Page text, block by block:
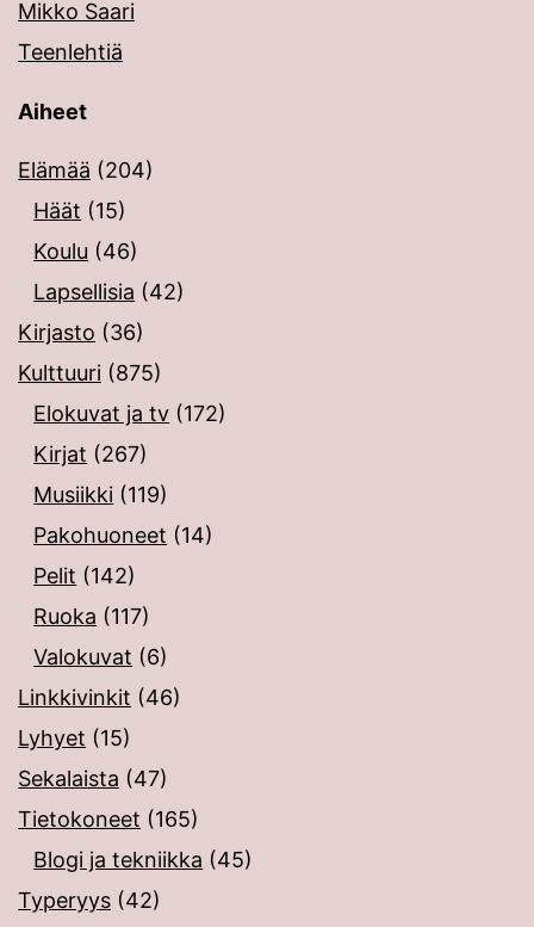
Mikko Saari
Teenlehtiä
Aiheet
Elämää (204)
Häät (15)
Koulu (46)
Lapsellisia (42)
Kirjasto (36)
Kulttuuri (875)
Elokuvat ja tv (172)
Kirjat (267)
Musiikki (119)
Pakohuoneet (14)
Pelit (142)
Ruoka (117)
Valokuvat (6)
Linkkivinkit (46)
Lyhyet (15)
Sekalaista (47)
Tietokoneet (165)
Blogi ja tekniikka (45)
Typeryys (42)